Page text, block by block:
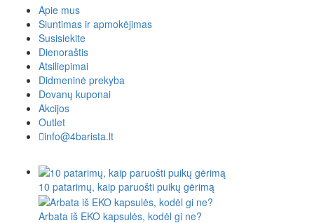
Apie mus
Siuntimas ir apmokėjimas
Susisiekite
Dienoraštis
Atsiliepimai
Didmeninė prekyba
Dovanų kuponai
Akcijos
Outlet
info@4barista.lt
10 patarimų, kaip paruošti puikų gėrimą
Arbata iš EKO kapsulės, kodėl gi ne?